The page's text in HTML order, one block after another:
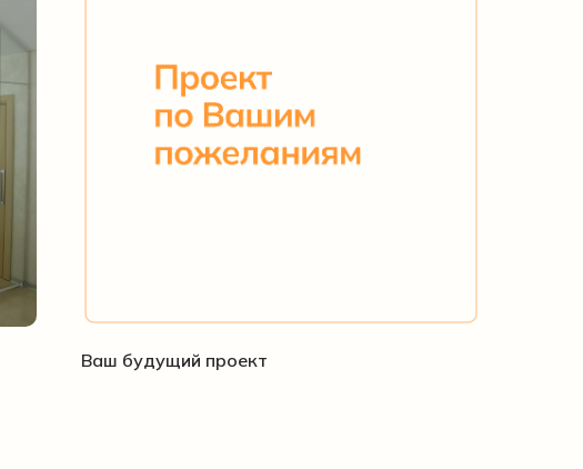
Ваш будущий проект